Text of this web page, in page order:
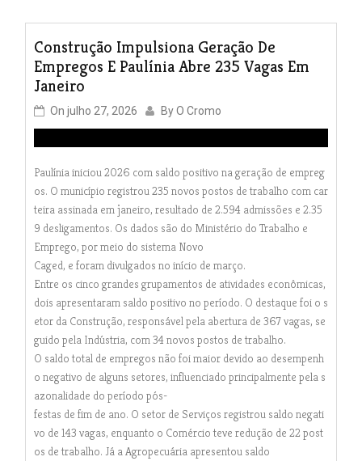
Construção Impulsiona Geração De
Empregos E Paulínia Abre 235 Vagas Em
Janeiro
On julho 27, 2026 ByO Cromo
Paulínia iniciou 2026 com saldo positivo na geração de empreg
os. O município registrou 235 novos postos de trabalho com car
teira assinada em janeiro, resultado de 2.594 admissões e 2.35
9 desligamentos. Os dados são do Ministério do Trabalho e
Emprego, por meio do sistema Novo
Caged, e foram divulgados no início de março.
Entre os cinco grandes grupamentos de atividades econômicas,
dois apresentaram saldo positivo no período. O destaque foi o s
etor da Construção, responsável pela abertura de 367 vagas, se
guido pela Indústria, com 34 novos postos de trabalho.
O saldo total de empregos não foi maior devido ao desempenh
o negativo de alguns setores, influenciado principalmente pela s
azonalidade do período pós-
festas de fim de ano. O setor de Serviços registrou saldo negati
vo de 143 vagas, enquanto o Comércio teve redução de 22 post
os de trabalho. Já a Agropecuária apresentou saldo